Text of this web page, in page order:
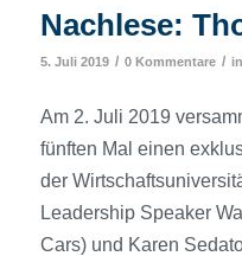
Nachlese:
5. Juli 2019 / 0 Kommentare / in
Am 2. Juli 2019
fünften Mal einen
der
Leadership Speaker
Cars) und Karen